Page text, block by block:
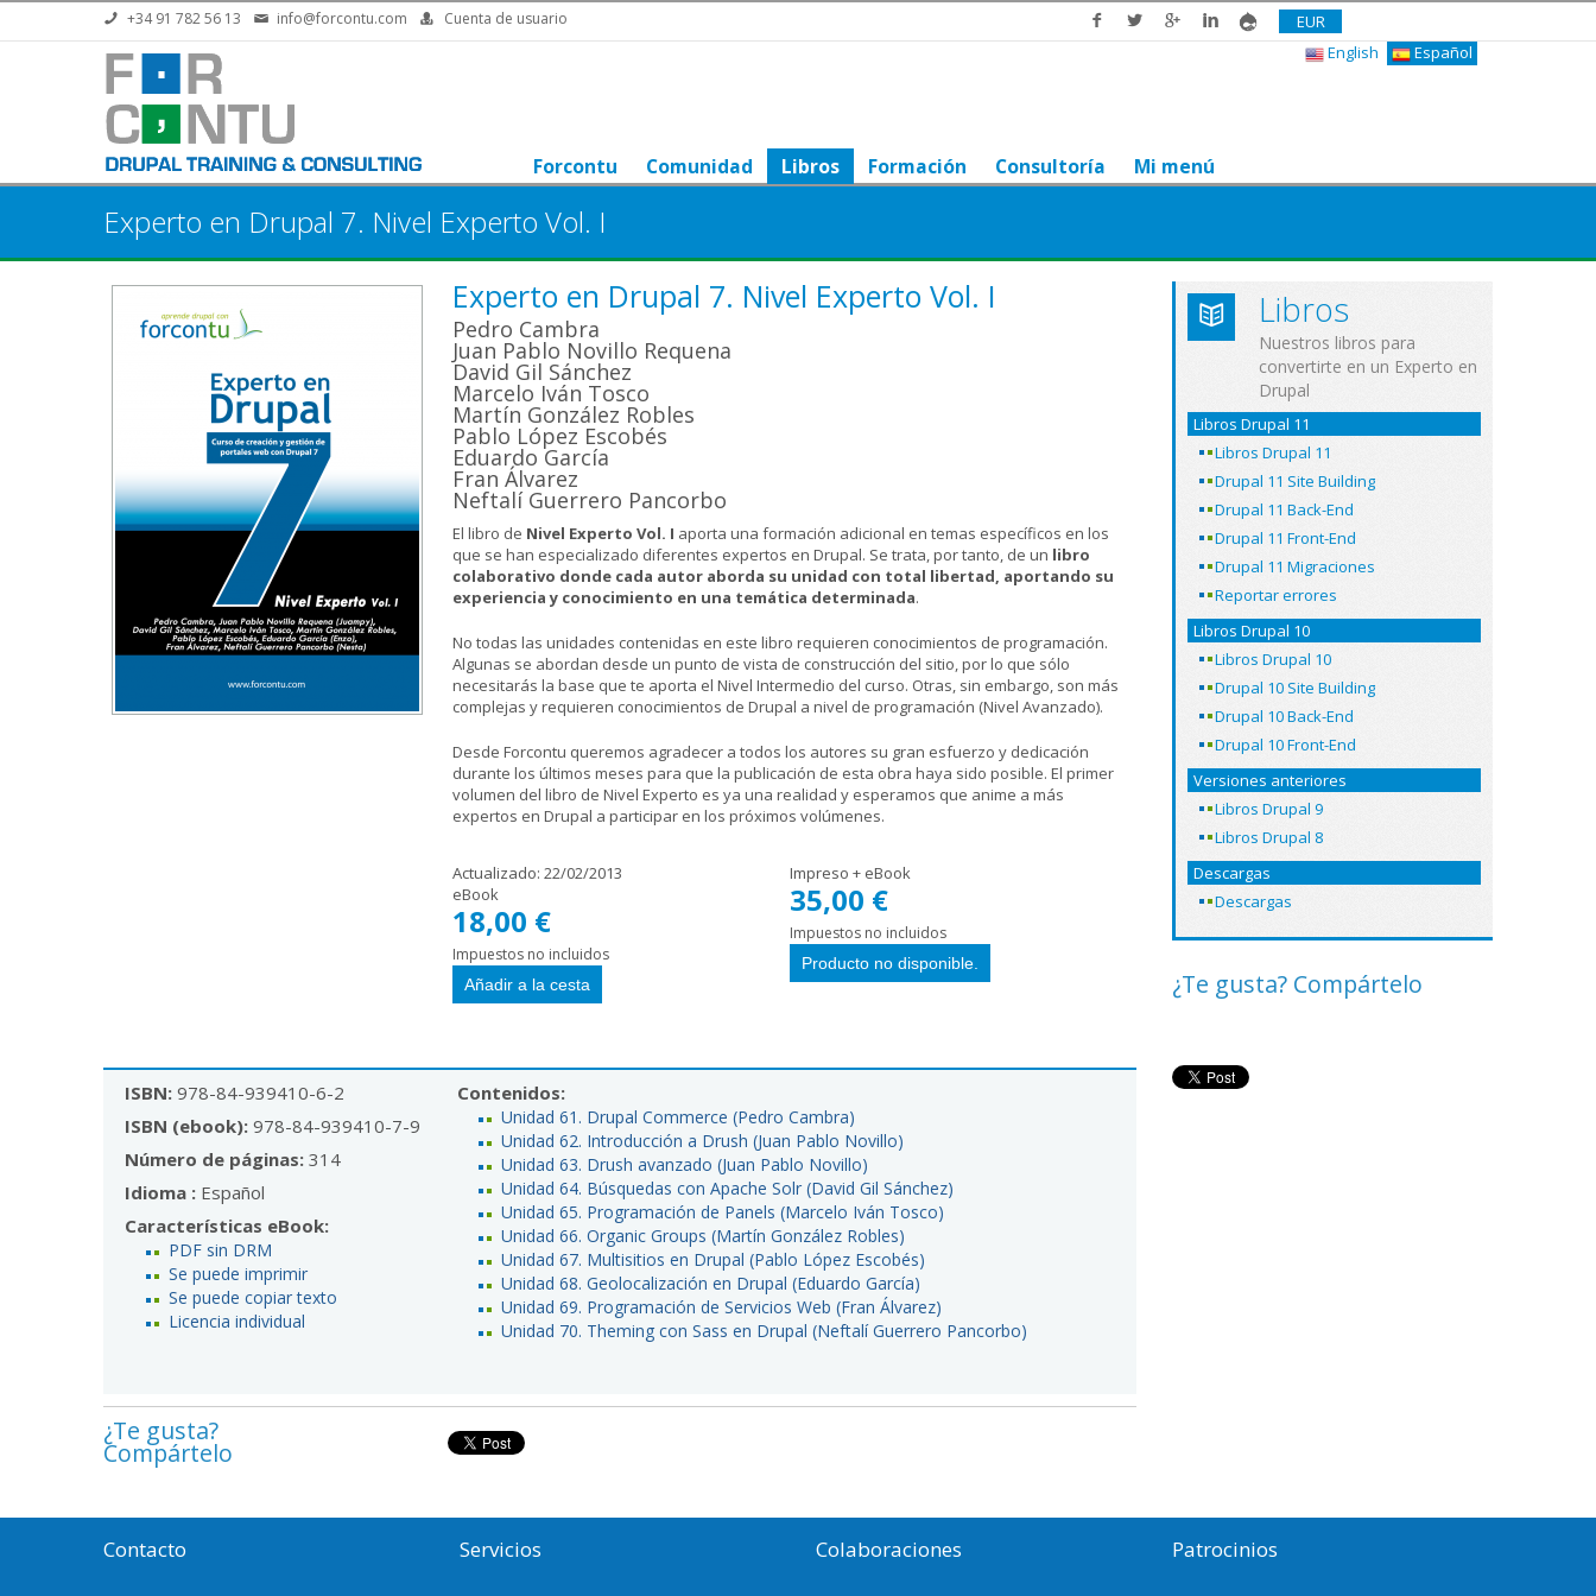
Pasar al contenido principal
+34 91 782 56 13 info@forcontu.com Cuenta de usuario
EUR
English
Español
Forcontu Comunidad Libros Formación Consultoría Mi menú
Experto en Drupal 7. Nivel Experto Vol. I
Experto en Drupal 7. Nivel Experto Vol. I
Pedro Cambra
Juan Pablo Novillo Requena
David Gil Sánchez
Marcelo Iván Tosco
Martín González Robles
Pablo López Escobés
Eduardo García
Fran Álvarez
Neftalí Guerrero Pancorbo
El libro de Nivel Experto Vol. I aporta una formación adicional en temas específicos en los
que se han especializado diferentes expertos en Drupal. Se trata, por tanto, de un libro
colaborativo donde cada autor aborda su unidad con total libertad, aportando su
experiencia y conocimiento en una temática determinada.
No todas las unidades contenidas en este libro requieren conocimientos de programación.
Algunas se abordan desde un punto de vista de construcción del sitio, por lo que sólo
necesitarás la base que te aporta el Nivel Intermedio del curso. Otras, sin embargo, son más
complejas y requieren conocimientos de Drupal a nivel de programación (Nivel Avanzado).
Desde Forcontu queremos agradecer a todos los autores su gran esfuerzo y dedicación
durante los últimos meses para que la publicación de esta obra haya sido posible. El primer
volumen del libro de Nivel Experto es ya una realidad y esperamos que anime a más
expertos en Drupal a participar en los próximos volúmenes.
Actualizado: 22/02/2013
eBook
18,00 €
Impuestos no incluidos
Impreso + eBook
35,00 €
Impuestos no incluidos
ISBN: 978-84-939410-6-2
ISBN (ebook): 978-84-939410-7-9
Número de páginas: 314
Idioma : Español
Características eBook:
PDF sin DRM
Se puede imprimir
Se puede copiar texto
Licencia individual
Contenidos:
Unidad 61. Drupal Commerce (Pedro Cambra)
Unidad 62. Introducción a Drush (Juan Pablo Novillo)
Unidad 63. Drush avanzado (Juan Pablo Novillo)
Unidad 64. Búsquedas con Apache Solr (David Gil Sánchez)
Unidad 65. Programación de Panels (Marcelo Iván Tosco)
Unidad 66. Organic Groups (Martín González Robles)
Unidad 67. Multisitios en Drupal (Pablo López Escobés)
Unidad 68. Geolocalización en Drupal (Eduardo García)
Unidad 69. Programación de Servicios Web (Fran Álvarez)
Unidad 70. Theming con Sass en Drupal (Neftalí Guerrero Pancorbo)
¿Te gusta?
Compártelo
Libros
Nuestros libros para
convertirte en un Experto en
Drupal
Libros Drupal 11
Libros Drupal 11
Drupal 11 Site Building
Drupal 11 Back-End
Drupal 11 Front-End
Drupal 11 Migraciones
Reportar errores
Libros Drupal 10
Libros Drupal 10
Drupal 10 Site Building
Drupal 10 Back-End
Drupal 10 Front-End
Versiones anteriores
Libros Drupal 9
Libros Drupal 8
Descargas
Descargas
¿Te gusta? Compártelo
Contacto Servicios Colaboraciones Patrocinios